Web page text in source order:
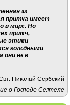
из
притча имеет
в мире. Но
притч,
этими
голодными
они не в
Николай Сербский
о Господе Сеятеле